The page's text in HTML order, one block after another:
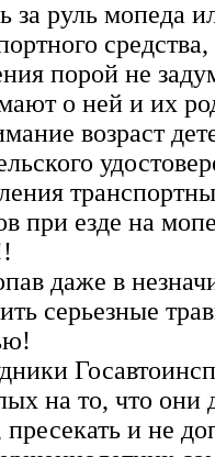
за руль мопеда
порой не
о ней и их
возраст
при езде на
даже в
серьезные
на то, что они
пресекать и не